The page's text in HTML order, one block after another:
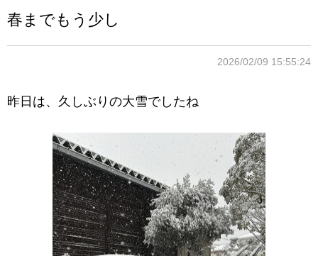
春までもう少し
2026/02/09 15:55:24
昨日は、久しぶりの大雪でしたね